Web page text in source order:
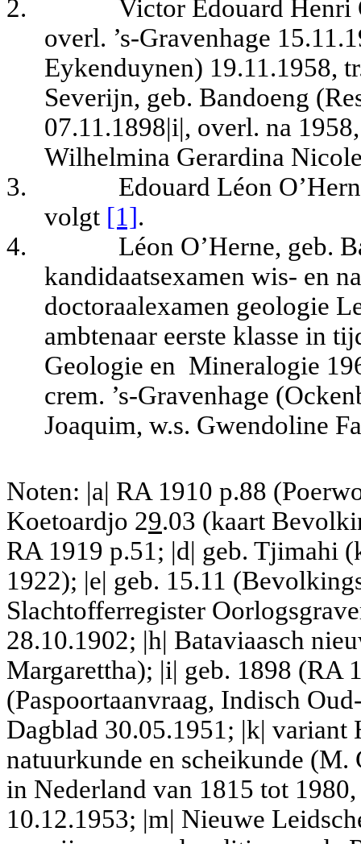
2.
Victor Edouard Henri
overl. ’s-Gravenhage
Eykenduynen) 19.11.1958,
Severijn, geb. Bandoeng
07.11.1898|i|, overl. na
Wilhelmina Gerardina
3.
Edouard Léon
volgt [1].
4.
Léon O’Herne, geb.
kandidaatsexamen wis- en
doctoraalexamen geologie
ambtenaar eerste klasse in
Geologie en Mineralogie
crem. ’s-Gravenhage
Joaquim, w.s. Gwendoline
Noten: |a| RA 1910 p.88
Koetoardjo 29.03 (kaart
RA 1919 p.51; |d| geb. Tjimahi
1922); |e| geb. 15.11
Slachtofferregister
28.10.1902; |h| Bataviaasch
Margarettha); |i| geb. 1898 (RA
(Paspoortaanvraag, Indisch
Dagblad 30.05.1951; |k|
natuurkunde en scheikunde
in Nederland van 1815 tot
10.12.1953; |m| Nieuwe